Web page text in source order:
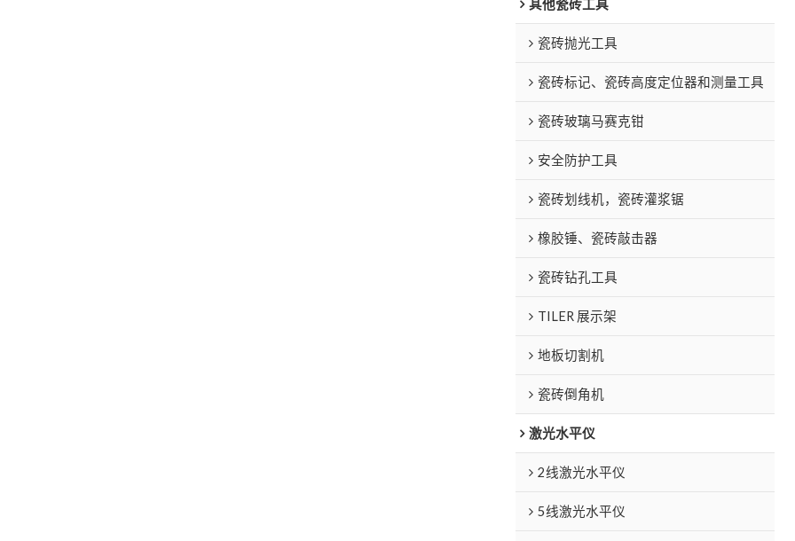
其他瓷砖工具
瓷砖抛光工具
瓷砖标记、瓷砖高度定位器和测量工具
瓷砖玻璃马赛克钳
安全防护工具
瓷砖划线机，瓷砖灌浆锯
橡胶锤、瓷砖敲击器
瓷砖钻孔工具
TILER 展示架
地板切割机
瓷砖倒角机
激光水平仪
2线激光水平仪
5线激光水平仪